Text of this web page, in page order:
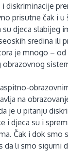
diskriminacije
prisutne čak i u
su djeca slabijeg
sredina ili
je mnogo –
na
je u pitanju
i djeca su i
Čak i dok smo
da li smo sigurni